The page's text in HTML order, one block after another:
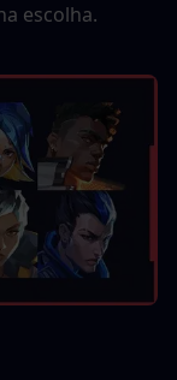
escolha.